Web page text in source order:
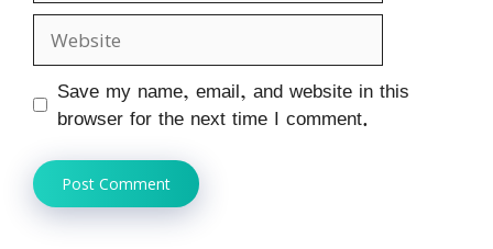
Website
Save my name, email, and website in this
browser for the next time I comment.